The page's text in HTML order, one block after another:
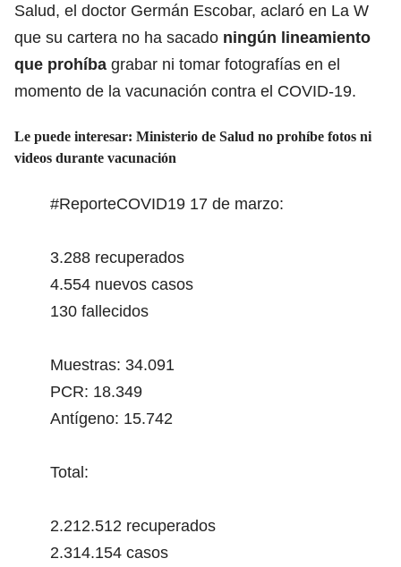
Salud, el doctor Germán Escobar, aclaró en La W
que su cartera no ha sacado ningún lineamiento
que prohíba grabar ni tomar fotografías en el
momento de la vacunación contra el COVID-19.
Le puede interesar: Ministerio de Salud no prohíbe fotos ni
videos durante vacunación
#ReporteCOVID19 17 de marzo:
3.288 recuperados
4.554 nuevos casos
130 fallecidos
Muestras: 34.091
PCR: 18.349
Antígeno: 15.742
Total:
2.212.512 recuperados
2.314.154 casos